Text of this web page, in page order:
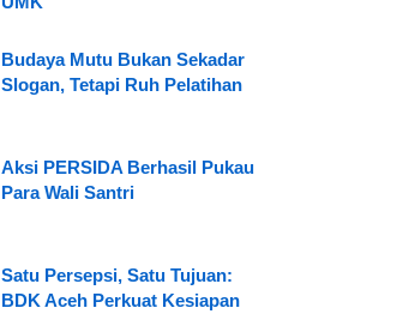
Budaya Mutu Bukan Sekadar
Slogan, Tetapi Ruh Pelatihan
Aksi PERSIDA Berhasil Pukau
Para Wali Santri
Satu Persepsi, Satu Tujuan:
BDK Aceh Perkuat Kesiapan